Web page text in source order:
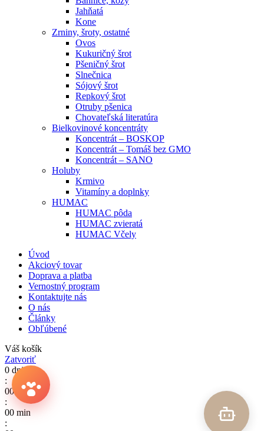
Jahňatá
Kone
Zrniny, šroty, ostatné
Ovos
Kukuričný šrot
Pšeničný šrot
Slnečnica
Sójový šrot
Repkový šrot
Otruby pšenica
Chovateľská literatúra
Bielkovinové koncentráty
Koncentrát – BOSKOP
Koncentrát – Tomáš bez GMO
Koncentrát – SANO
Holuby
Krmivo
Vitamíny a doplnky
HUMAC
HUMAC pôda
HUMAC zvieratá
HUMAC Včely
Úvod
Akciový tovar
Doprava a platba
Vernostný program
Kontaktujte nás
O nás
Články
Obľúbené
Váš košík
Zatvoriť
0 dni
:
00
Hod.
:
00 min
: